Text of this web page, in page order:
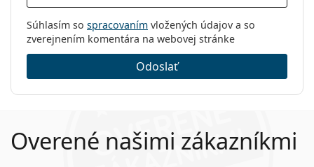
Súhlasím so spracovaním vložených údajov a so
zverejnením komentára na webovej stránke
Odoslať
Overené našimi zákazníkmi